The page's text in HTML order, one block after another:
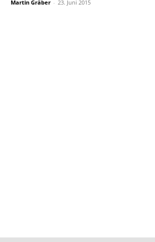
Martin Gräber - 23. Juni 2015